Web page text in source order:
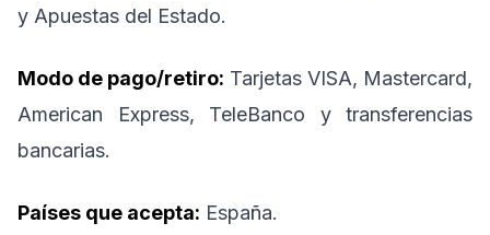
y Apuestas del Estado.
Modo de pago/retiro: Tarjetas VISA, Mastercard,
American Express, TeleBanco y transferencias
bancarias.
Países que acepta: España.